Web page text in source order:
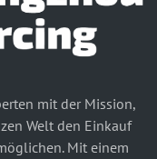
mit der Mission,
Welt den Einkauf
Mit einem